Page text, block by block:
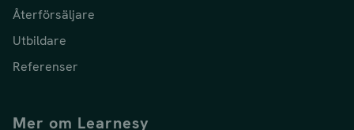
Återförsäljare
Utbildare
Referenser
Mer om Learnesy